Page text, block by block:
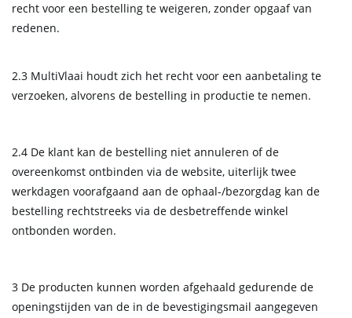
recht voor een bestelling te weigeren, zonder opgaaf van
redenen.
2.3 MultiVlaai houdt zich het recht voor een aanbetaling te
verzoeken, alvorens de bestelling in productie te nemen.
2.4 De klant kan de bestelling niet annuleren of de
overeenkomst ontbinden via de website, uiterlijk twee
werkdagen voorafgaand aan de ophaal-/bezorgdag kan de
bestelling rechtstreeks via de desbetreffende winkel
ontbonden worden.
3 De producten kunnen worden afgehaald gedurende de
openingstijden van de in de bevestigingsmail aangegeven